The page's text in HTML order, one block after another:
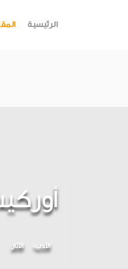
الرئيسية
الأدب اﻵثار